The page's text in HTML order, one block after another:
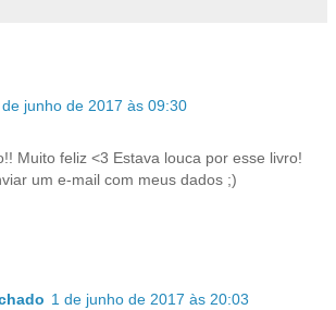
de junho de 2017 às 09:30
Muito feliz <3 Estava louca por esse livro!
um e-mail com meus dados ;)
1 de junho de 2017 às 20:03